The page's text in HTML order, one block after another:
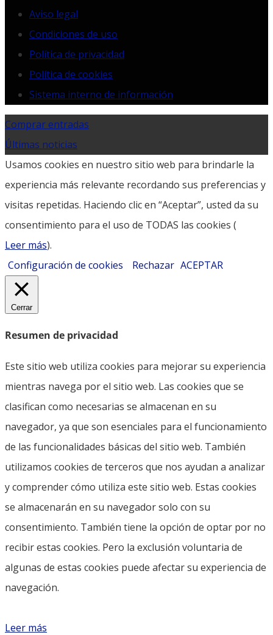
Aviso legal
Condiciones de uso
Política de privacidad
Política de cookies
Sistema interno de información
Comprar entradas
Últimas noticias
Usamos cookies en nuestro sitio web para brindarle la
experiencia más relevante recordando sus preferencias y
visitas repetidas. Haciendo clic en “Aceptar”, usted da su
consentimiento para el uso de TODAS las cookies (
Leer más).
Configuración de cookies
Rechazar ACEPTAR
Cerrar
Resumen de privacidad
Este sitio web utiliza cookies para mejorar su experiencia
mientras navega por el sitio web. Las cookies que se
clasifican como necesarias se almacenan en su
navegador, ya que son esenciales para el funcionamiento
de las funcionalidades básicas del sitio web. También
utilizamos cookies de terceros que nos ayudan a analizar
y comprender cómo utiliza este sitio web. Estas cookies
se almacenarán en su navegador solo con su
consentimiento. También tiene la opción de optar por no
recibir estas cookies. Pero la exclusión voluntaria de
algunas de estas cookies puede afectar su experiencia de
navegación.
Leer más